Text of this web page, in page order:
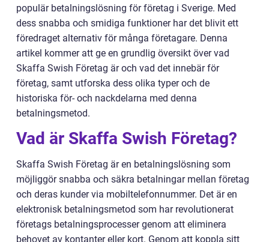
populär betalningslösning för företag i Sverige. Med
dess snabba och smidiga funktioner har det blivit ett
föredraget alternativ för många företagare. Denna
artikel kommer att ge en grundlig översikt över vad
Skaffa Swish Företag är och vad det innebär för
företag, samt utforska dess olika typer och de
historiska för- och nackdelarna med denna
betalningsmetod.
Vad är Skaffa Swish Företag?
Skaffa Swish Företag är en betalningslösning som
möjliggör snabba och säkra betalningar mellan företag
och deras kunder via mobiltelefonnummer. Det är en
elektronisk betalningsmetod som har revolutionerat
företags betalningsprocesser genom att eliminera
behovet av kontanter eller kort. Genom att koppla sitt